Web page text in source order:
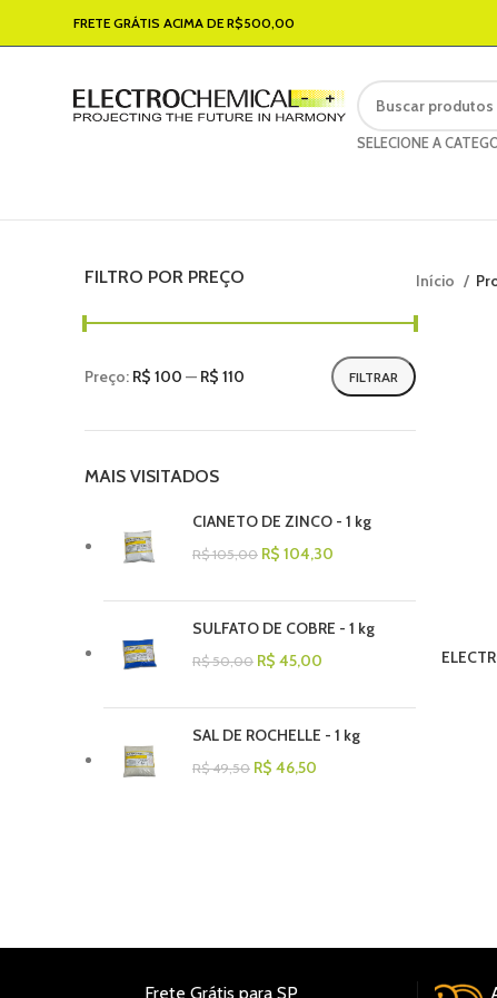
FRETE GRÁTIS ACIMA DE R$500,00
SELECIONE A
FILTRO POR PREÇO
FILTRAR
Preço: R$ 100 — R$ 110
MAIS VISITADOS
CIANETO DE ZINCO - 1 kg
R$105,00 R$ 104,30
SULFATO DE COBRE - 1 kg
R$50,00 R$ 45,00
SAL DE ROCHELLE - 1 kg
R$49,50 R$ 46,50
Início
Frete Grátis para SP
RETIRA NA ELECTRO.